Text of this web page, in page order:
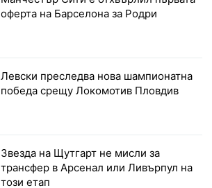
оферта на Барселона за Родри
Левски преследва нова шампионатна
победа срещу Локомотив Пловдив
Звезда на Щутгарт не мисли за
трансфер в Арсенал или Ливърпул на
този етап